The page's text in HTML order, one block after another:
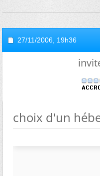
27/11/2006, 19h36
choix d'un